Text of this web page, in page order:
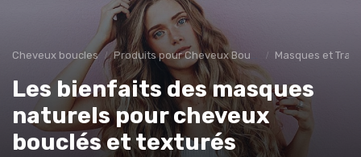
Cheveux boucles Produits pour Cheveux Bouclés et Texturés Masques et
Les bienfaits des masques
naturels pour cheveux
bouclés et texturés